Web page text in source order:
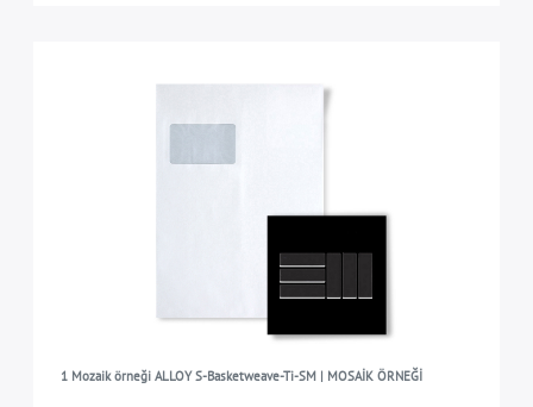
1 Mozaik örneği ALLOY S-Basketweave-Ti-SM | MOSAİK ÖRNEĞİ